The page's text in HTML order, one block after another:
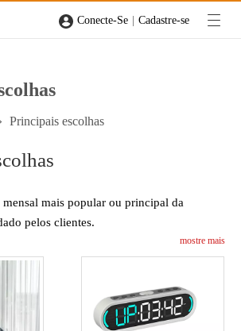
Conecte-Se | Cadastre-se
Principais escolhas
mais popular ou principal da
pelos clientes.
mostre mais